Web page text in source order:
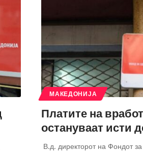
МАКЕДОНИЈА
Платите на
остануваат исти
В.д. директорот на Фондот